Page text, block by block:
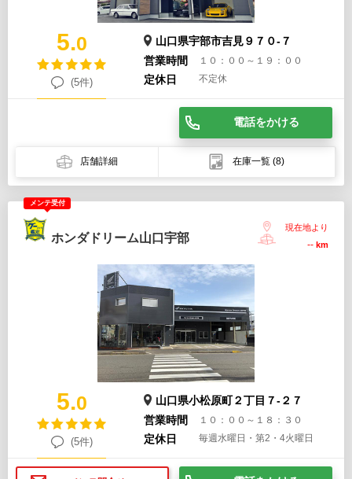
5.0
(5件)
山口県宇部市吉見９７０-７
営業時間
１０：００～１９：００
定休日 不定休
電話をかける
店舗詳細 在庫一覧 (8)
メンテ受付
ホンダドリーム山口宇部
現在地より
-- km
5.0
(5件)
山口県小松原町２丁目７-２７
営業時間
１０：００～１８：３０
定休日 毎週水曜日・第2・4火曜日